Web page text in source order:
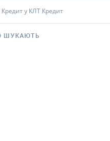
Кредит у КЛТ Кредит
ШУКАЮТЬ